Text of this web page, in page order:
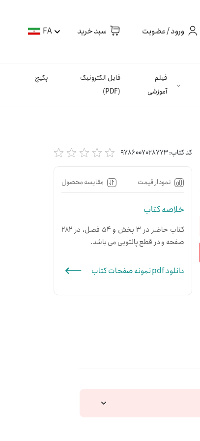
ورود / عضویت سبد خرید FA
فیلم
آموزشی
فایل الکترونیک
(PDF)
پکیج
قیمت
۳۰۰,۰۰۰تومان
قیمت
۲۴۰,۰۰۰تومان.
کد کتاب:9786007028773
نمودار قیمت مقایسه محصول
خلاصه کتاب
کتاب حاضر در 3 بخش و 54 فصل، در 282
صفحه و در قطع پالتویی می باشد.
دانلود pdf نمونه صفحات کتاب